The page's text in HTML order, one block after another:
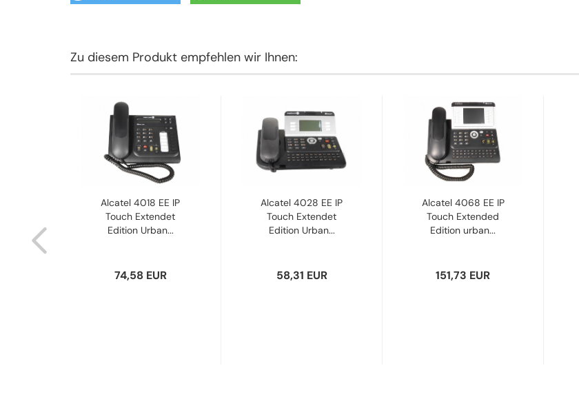
Zu diesem Produkt empfehlen wir Ihnen:
Alcatel 4018 EE IP
Touch Extendet
Edition Urban...
74,58 EUR
Alcatel 4028 EE IP
Touch Extendet
Edition Urban...
58,31 EUR
Alcatel 4068 EE IP
Touch Extended
Edition urban...
151,73 EUR